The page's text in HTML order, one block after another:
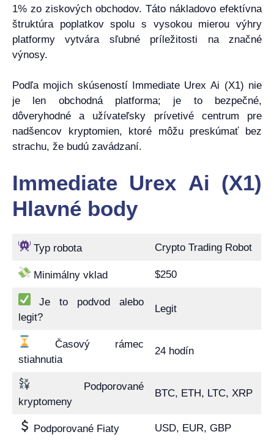
1% zo ziskových obchodov. Táto nákladovo efektívna
štruktúra poplatkov spolu s vysokou mierou výhry
platformy vytvára sľubné príležitosti na značné
výnosy.
Podľa mojich skúseností Immediate Urex Ai (X1) nie
je len obchodná platforma; je to bezpečné,
dôveryhodné a užívateľsky prívetivé centrum pre
nadšencov kryptomien, ktoré môžu preskúmať bez
strachu, že budú zavádzaní.
Immediate Urex Ai (X1)
Hlavné body
Typ robota Crypto Trading Robot
Minimálny vklad $250
Je to podvod alebo
legit?
Legit
stiahnutia
24 hodín
kryptomeny
BTC, ETH, LTC, XRP
Podporované Fiaty USD, EUR, GBP